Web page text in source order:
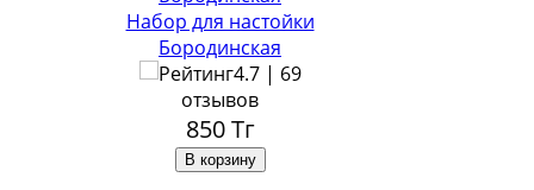
Набор для настойки
Бородинская
4.7 | 69
отзывов
850Тг